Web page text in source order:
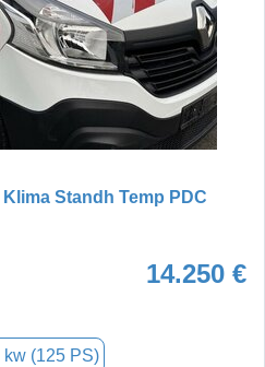
Standh Temp PDC
14.250 €
kw (125 PS)